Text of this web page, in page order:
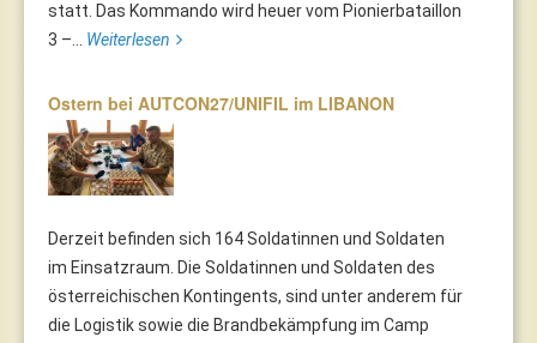
statt. Das Kommando wird heuer vom Pionierbataillon
3 –... Weiterlesen
Ostern bei AUTCON27/UNIFIL im LIBANON
Derzeit befinden sich 164 Soldatinnen und Soldaten
im Einsatzraum. Die Soldatinnen und Soldaten des
österreichischen Kontingents, sind unter anderem für
die Logistik sowie die Brandbekämpfung im Camp